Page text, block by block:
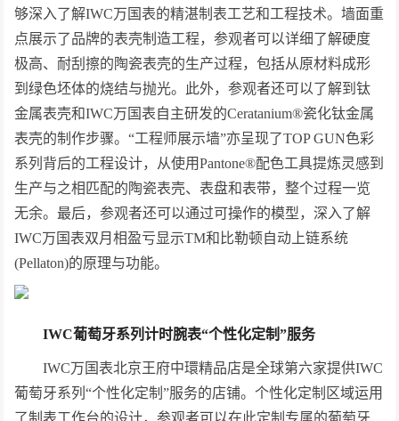
够深入了解IWC万国表的精湛制表工艺和工程技术。墙面重
点展示了品牌的表壳制造工程，参观者可以详细了解硬度
极高、耐刮擦的陶瓷表壳的生产过程，包括从原材料成形
到绿色坯体的烧结与抛光。此外，参观者还可以了解到钛
金属表壳和IWC万国表自主研发的Ceratanium®瓷化钛金属
表壳的制作步骤。“工程师展示墙”亦呈现了TOP GUN色彩
系列背后的工程设计，从使用Pantone®配色工具提炼灵感到
生产与之相匹配的陶瓷表壳、表盘和表带，整个过程一览
无余。最后，参观者还可以通过可操作的模型，深入了解
IWC万国表双月相盈亏显示TM和比勒顿自动上链系统
(Pellaton)的原理与功能。
IWC葡萄牙系列计时腕表“个性化定制”服务
IWC万国表北京王府中環精品店是全球第六家提供IWC
葡萄牙系列“个性化定制”服务的店铺。个性化定制区域运用